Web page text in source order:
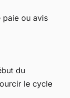
paie ou avis
du
le cycle